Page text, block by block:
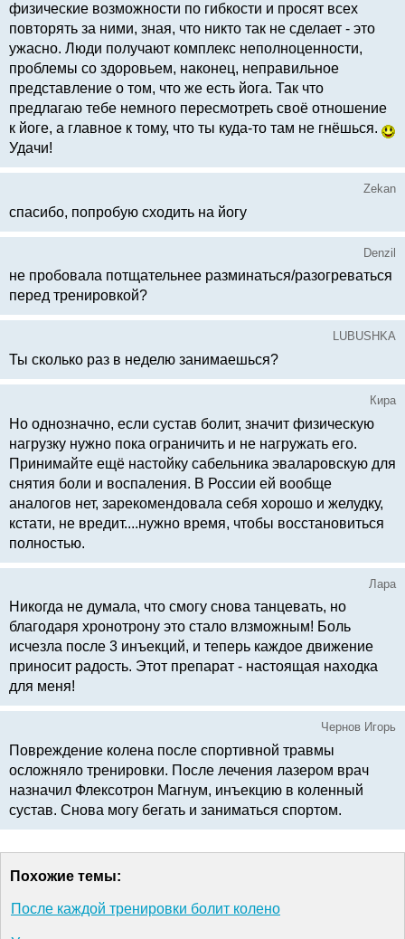
физические возможности по гибкости и просят всех
повторять за ними, зная, что никто так не сделает - это
ужасно. Люди получают комплекс неполноценности,
проблемы со здоровьем, наконец, неправильное
представление о том, что же есть йога. Так что
предлагаю тебе немного пересмотреть своё отношение
к йоге, а главное к тому, что ты куда-то там не гнёшься.
Удачи!
Zekan
спасибо, попробую сходить на йогу
Denzil
не пробовала потщательнее разминаться/разогреваться
перед тренировкой?
LUBUSHKA
Ты сколько раз в неделю занимаешься?
Кира
Но однозначно, если сустав болит, значит физическую
нагрузку нужно пока ограничить и не нагружать его.
Принимайте ещё настойку сабельника эваларовскую для
снятия боли и воспаления. В России ей вообще
аналогов нет, зарекомендовала себя хорошо и желудку,
кстати, не вредит....нужно время, чтобы восстановиться
полностью.
Лара
Никогда не думала, что смогу снова танцевать, но
благодаря хронотрону это стало влзможным! Боль
исчезла после 3 инъекций, и теперь каждое движение
приносит радость. Этот препарат - настоящая находка
для меня!
Чернов Игорь
Повреждение колена после спортивной травмы
осложняло тренировки. После лечения лазером врач
назначил Флексотрон Магнум, инъекцию в коленный
сустав. Снова могу бегать и заниматься спортом.
Похожие темы:
После каждой тренировки болит колено